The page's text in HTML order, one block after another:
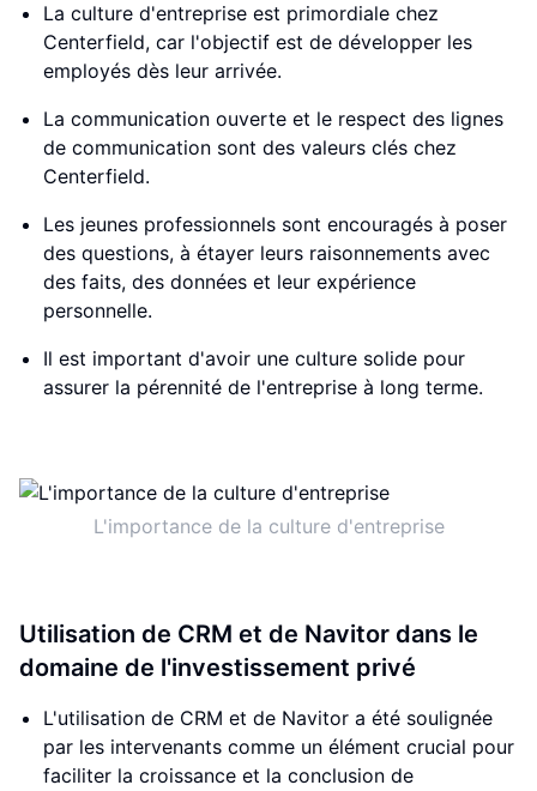
La culture d'entreprise est primordiale chez
Centerfield, car l'objectif est de développer les
employés dès leur arrivée.
La communication ouverte et le respect des lignes
de communication sont des valeurs clés chez
Centerfield.
Les jeunes professionnels sont encouragés à poser
des questions, à étayer leurs raisonnements avec
des faits, des données et leur expérience
personnelle.
Il est important d'avoir une culture solide pour
assurer la pérennité de l'entreprise à long terme.
L'importance de la culture d'entreprise
Utilisation de CRM et de Navitor dans le
domaine de l'investissement privé
L'utilisation de CRM et de Navitor a été soulignée
par les intervenants comme un élément crucial pour
faciliter la croissance et la conclusion de